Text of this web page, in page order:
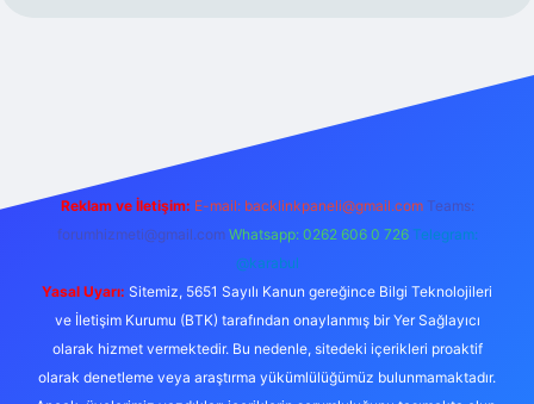
Reklam ve İletişim: E-mail: backlinkpaneli@gmail.com Teams:
forumhizmeti@gmail.com Whatsapp: 0262 606 0 726 Telegram:
@karabul
Yasal Uyarı: Sitemiz, 5651 Sayılı Kanun gereğince Bilgi Teknolojileri
ve İletişim Kurumu (BTK) tarafından onaylanmış bir Yer Sağlayıcı
olarak hizmet vermektedir. Bu nedenle, sitedeki içerikleri proaktif
olarak denetleme veya araştırma yükümlülüğümüz bulunmamaktadır.